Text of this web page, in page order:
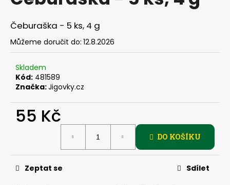
z
5
hvězdiček.
Čeburaška - 5 ks, 4 g
Můžeme doručit do: 12.8.2026
Skladem
Kód: 481589
Značka:Jigovky.cz
55 Kč
DO KOŠÍKU
Zeptat se Sdílet
j
í
t
?
D
o